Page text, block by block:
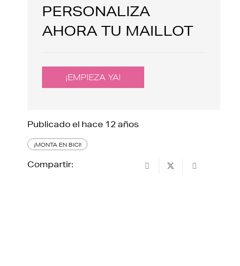
PERSONALIZA
AHORA TU MAILLOT
¡EMPIEZA YA!
Publicado el hace 12 años
¡MONTA EN BICI!
Compartir: